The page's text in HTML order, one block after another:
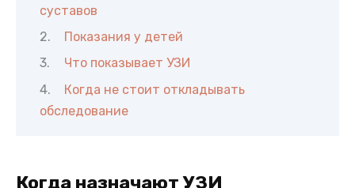
суставов
Показания у детей
Что показывает УЗИ
Когда не стоит откладывать
обследование
Когда назначают УЗИ